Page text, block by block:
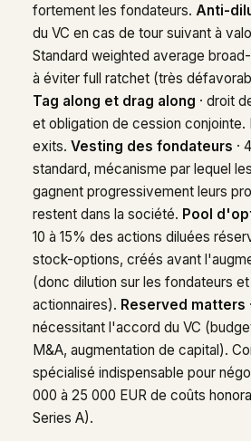
fortement les fondateurs. Anti-
du VC en cas de tour suivant à
Standard weighted average
à éviter full ratchet (très
Tag along et drag along · droit
et obligation de cession conjointe.
exits. Vesting des fondateurs ·
standard, mécanisme par lequel
gagnent progressivement leurs
restent dans la société. Pool
10 à 15% des actions diluées
stock-options, créés avant
(donc dilution sur les fondateurs
actionnaires). Reserved matters
nécessitant l'accord du VC
M&A, augmentation de capital).
spécialisé indispensable pour
000 à 25 000 EUR de coûts
Series A).